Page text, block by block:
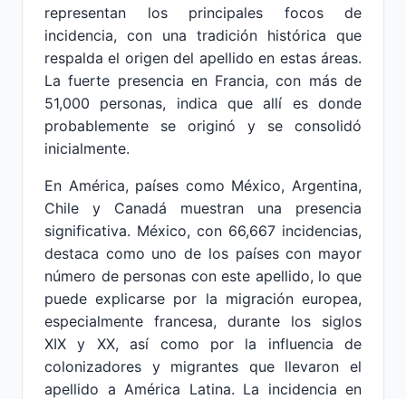
representan los principales focos de
incidencia, con una tradición histórica que
respalda el origen del apellido en estas áreas.
La fuerte presencia en Francia, con más de
51,000 personas, indica que allí es donde
probablemente se originó y se consolidó
inicialmente.
En América, países como México, Argentina,
Chile y Canadá muestran una presencia
significativa. México, con 66,667 incidencias,
destaca como uno de los países con mayor
número de personas con este apellido, lo que
puede explicarse por la migración europea,
especialmente francesa, durante los siglos
XIX y XX, así como por la influencia de
colonizadores y migrantes que llevaron el
apellido a América Latina. La incidencia en